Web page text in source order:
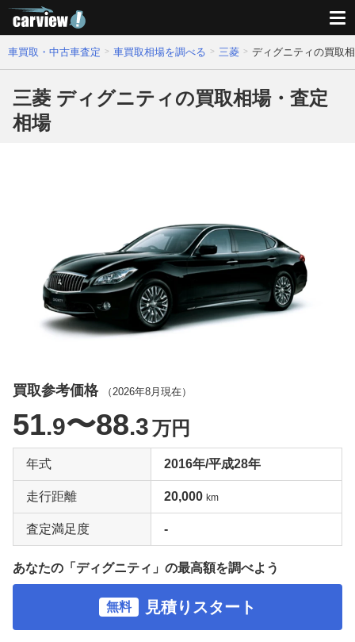
車買取・中古車査定 車買取相場を調べる 三菱 ディグニティの買取
三菱 ディグニティの買取相場・査定
相場
買取参考価格 （ 2026年8月 現在）
51.9〜88.3万円
年式 2016年/平成28年
走行距離 20,000 km
査定満足度 -
あなたの「ディグニティ」の最高額を調べよう
無料 見積りスタート